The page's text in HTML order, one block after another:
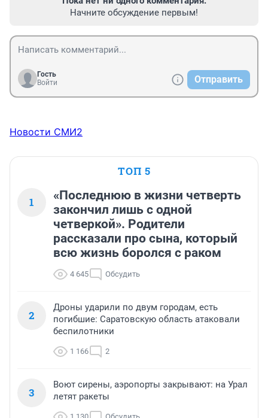
Начните обсуждение первым!
Гость
Войти
Отправить
Новости СМИ2
ТОП 5
1
«Последнюю в жизни четверть
закончил лишь с одной
четверкой». Родители
рассказали про сына, который
всю жизнь боролся с раком
4 645 Обсудить
2
Дроны ударили по двум городам, есть
погибшие: Саратовскую область атаковали
беспилотники
1 166 2
3
Воют сирены, аэропорты закрывают: на Урал
летят ракеты